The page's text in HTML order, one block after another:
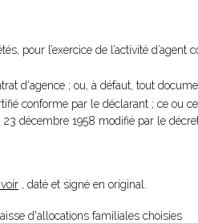
pour l’exercice de l’activité d’agent
d'agence ; ou, à défaut, tout
conforme par le déclarant ; ce ou
décembre 1958 modifié par le
, daté et signé en original.
d'allocations familiales choisies